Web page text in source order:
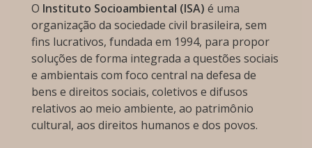
O Instituto Socioambiental (ISA) é uma
organização da sociedade civil brasileira, sem
fins lucrativos, fundada em 1994, para propor
soluções de forma integrada a questões sociais
e ambientais com foco central na defesa de
bens e direitos sociais, coletivos e difusos
relativos ao meio ambiente, ao patrimônio
cultural, aos direitos humanos e dos povos.